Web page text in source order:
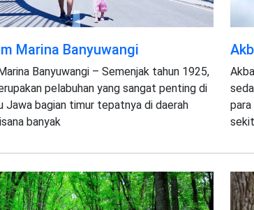
Marina Banyuwangi
Banyuwangi – Semenjak tahun 1925,
pelabuhan yang sangat penting di
Jawa bagian timur tepatnya di daerah
banyak